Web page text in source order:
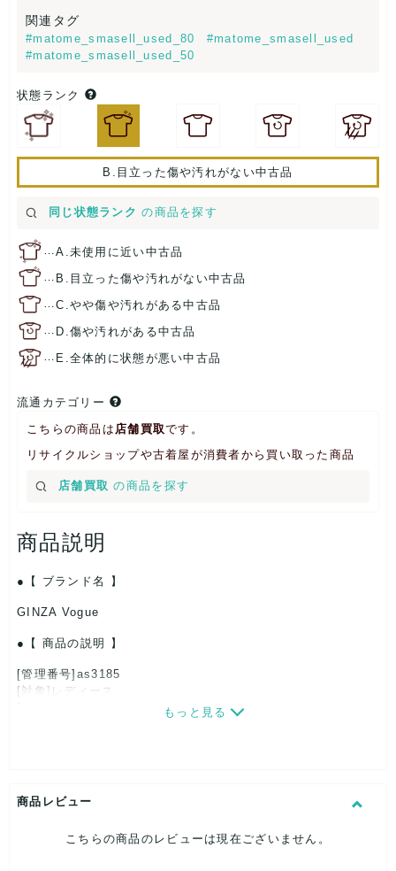
関連タグ
#matome_smasell_used_80
#matome_smasell_used
#matome_smasell_used_50
状態ランク
B.目立った傷や汚れがない中古品
同じ状態ランク の商品を探す
…A.未使用に近い中古品
… B.目立った傷や汚れがない中古品
…C.やや傷や汚れがある中古品
… D.傷や汚れがある中古品
… E.全体的に状態が悪い中古品
流通カテゴリー
こちらの商品は 店舗買取です。
リサイクルショップや古着屋が消費者から買い取った商品
店舗買取 の商品を探す
商品説明
【 ブランド名 】
GINZA Vogue
【 商品の説明 】
[管理番号]as3185
[対象]レディース
[付属品]なし
[状態・コンディション]
もっと見る
商品レビュー
こちらの商品のレビューは現在ございません。